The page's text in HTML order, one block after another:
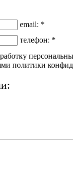
email: *
телефон: *
политики